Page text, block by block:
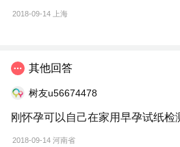
2018-09-14 上海
其他回答
树友u56674478
刚怀孕可以自己在家用早孕试纸
2018-09-14 河南省